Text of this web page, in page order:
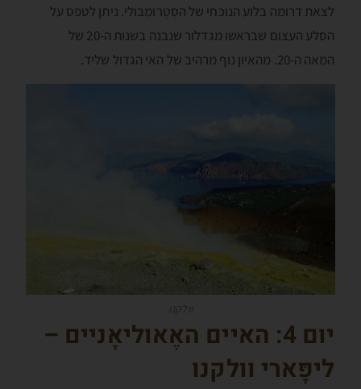
לצאת דרומה בלוע הנוכחי של הסְטְרומְבּולי. ניתן לטפס על
הסלע העצום שבראשו מגדלור שנבנה בשנות ה-20 של
המאה ה-20. מהאיון נוף מרהיב של האי הגדול שליד.
יום 4:
האיים האֶאוליאָניים –
ליפָּארי וולקנו